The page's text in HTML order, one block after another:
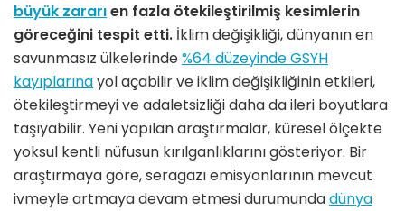
büyük zararıen fazla ötekileştirilmiş kesimlerin
göreceğini tespit etti. İklim değişikliği, dünyanın en
savunmasız ülkelerinde%64 düzeyinde GSYH
kayıplarınayol açabilir ve iklim değişikliğinin etkileri,
ötekileştirmeyi ve adaletsizliği daha da ileri boyutlara
taşıyabilir. Yeni yapılan araştırmalar, küresel ölçekte
yoksul kentli nüfusun kırılganlıklarını gösteriyor. Bir
araştırmaya göre, seragazı emisyonlarının mevcut
ivmeyle artmaya devam etmesi durumundadünya